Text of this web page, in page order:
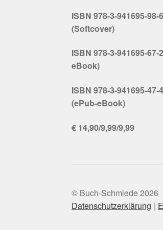
ISBN 978-3-941695-98-6
(Softcover)
ISBN 978-3-941695-67-
eBook)
ISBN 978-3-941695-47-4
(ePub-eBook)
€ 14,90/9,99/9,99
© Buch-Schmiede 2026
Datenschutzerklärung